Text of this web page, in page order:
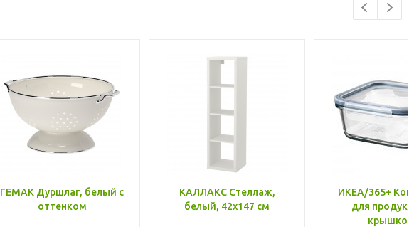
ГЕМАК Дуршлаг, белый с
оттенком
КАЛЛАКС Стеллаж,
белый, 42x147 см
ИКЕА/365+
для
крышкой,